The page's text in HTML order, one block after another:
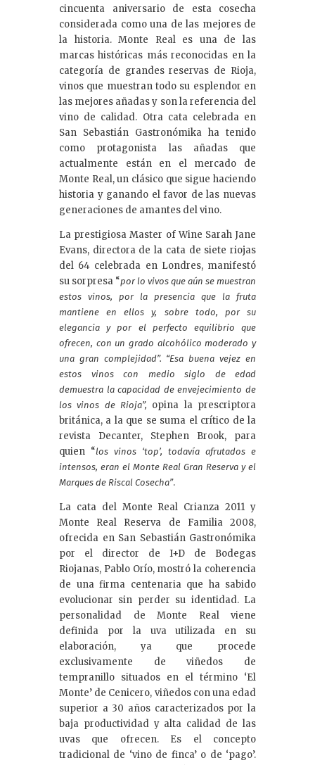
cincuenta aniversario de esta cosecha
considerada como una de las mejores de
la historia. Monte Real es una de las
marcas históricas más reconocidas en la
categoría de grandes reservas de Rioja,
vinos que muestran todo su esplendor en
las mejores añadas y son la referencia del
vino de calidad. Otra cata celebrada en
San Sebastián Gastronómika ha tenido
como protagonista las añadas que
actualmente están en el mercado de
Monte Real, un clásico que sigue haciendo
historia y ganando el favor de las nuevas
generaciones de amantes del vino.
La prestigiosa Master of Wine Sarah Jane
Evans, directora de la cata de siete riojas
del 64 celebrada en Londres, manifestó
su sorpresa “por lo vivos que aún se muestran
estos vinos, por la presencia que la fruta
mantiene en ellos y, sobre todo, por su
elegancia y por el perfecto equilibrio que
ofrecen, con un grado alcohólico moderado y
una gran complejidad”. “Esa buena vejez en
estos vinos con medio siglo de edad
demuestra la capacidad de envejecimiento de
los vinos de Rioja”, opina la prescriptora
británica, a la que se suma el crítico de la
revista Decanter, Stephen Brook, para
quien “los vinos ‘top’, todavía afrutados e
intensos, eran el Monte Real Gran Reserva y el
Marques de Riscal Cosecha”.
La cata del Monte Real Crianza 2011 y
Monte Real Reserva de Familia 2008,
ofrecida en San Sebastián Gastronómika
por el director de I+D de Bodegas
Riojanas, Pablo Orío, mostró la coherencia
de una firma centenaria que ha sabido
evolucionar sin perder su identidad. La
personalidad de Monte Real viene
definida por la uva utilizada en su
elaboración, ya que procede
exclusivamente de viñedos de
tempranillo situados en el término ‘El
Monte’ de Cenicero, viñedos con una edad
superior a 30 años caracterizados por la
baja productividad y alta calidad de las
uvas que ofrecen. Es el concepto
tradicional de ‘vino de finca’ o de ‘pago’.